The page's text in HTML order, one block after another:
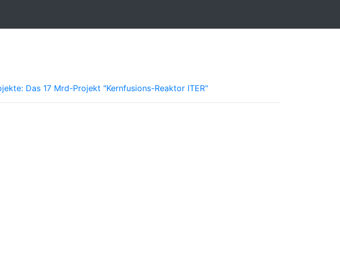
Das 17 Mrd-Projekt "Kernfusions-Reaktor ITER"